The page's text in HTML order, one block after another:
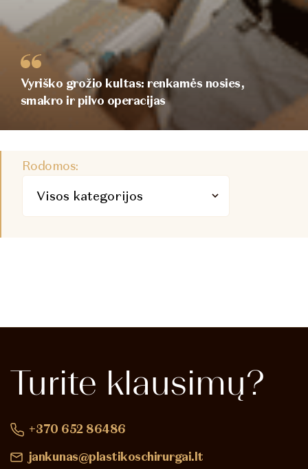
Vyriško grožio kultas: renkamės nosies,
smakro ir pilvo operacijas
Rodomos:
Turite klausimų?
+370 652 86486
jankunas@plastikoschirurgai.lt